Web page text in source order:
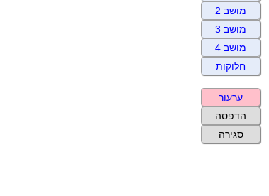
מושב 2
מושב 3
מושב 4
חלוקות
ערעור
הדפסה
סגירה